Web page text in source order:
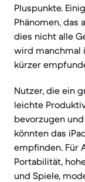
Pluspunkte.
Phänomen, das
dies nicht alle
wird manchmal
kürzer
Nutzer, die ein
leichte
bevorzugen
könnten das
empfinden. Für
Portabilität,
und Spiele,